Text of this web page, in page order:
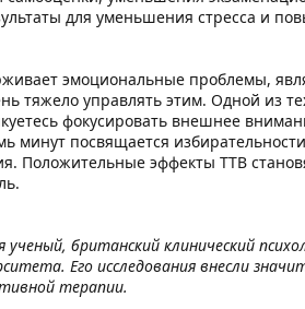
для уменьшения стресса и
эмоциональные проблемы,
тяжело управлять этим. Одной из
фокусировать внешнее
минут посвящается
Положительные эффекты ТТВ
британский клинический
Его исследования внесли
терапии.